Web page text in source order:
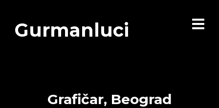
Gurmanluci
Grafičar, Beograd